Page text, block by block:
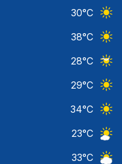
30°C
38°C
28°C
29°C
34°C
23°C
33°C